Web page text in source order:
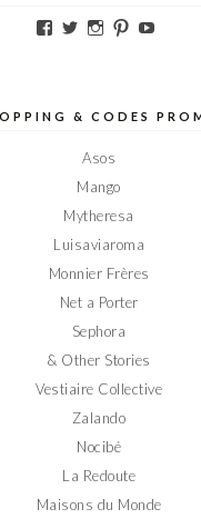
Voir
sur
Voir
sur
Voir
sur
Voir
sur sur
& CODES
Asos
Mango
Mytheresa
Luisaviaroma
Monnier Frères
Net a Porter
Sephora
& Other Stories
Vestiaire Collective
Zalando
Nocibé
La Redoute
Maisons du Monde